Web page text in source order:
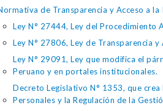
de Transparencia y Acceso a la
Ley N° 27444, Ley del
Ley N° 27806, Ley de Transparencia
Ley N° 29091, Ley que modifica el
Peruano y en portales institucionales.
Decreto Legislativo N° 1353, que
Personales y la Regulación de la